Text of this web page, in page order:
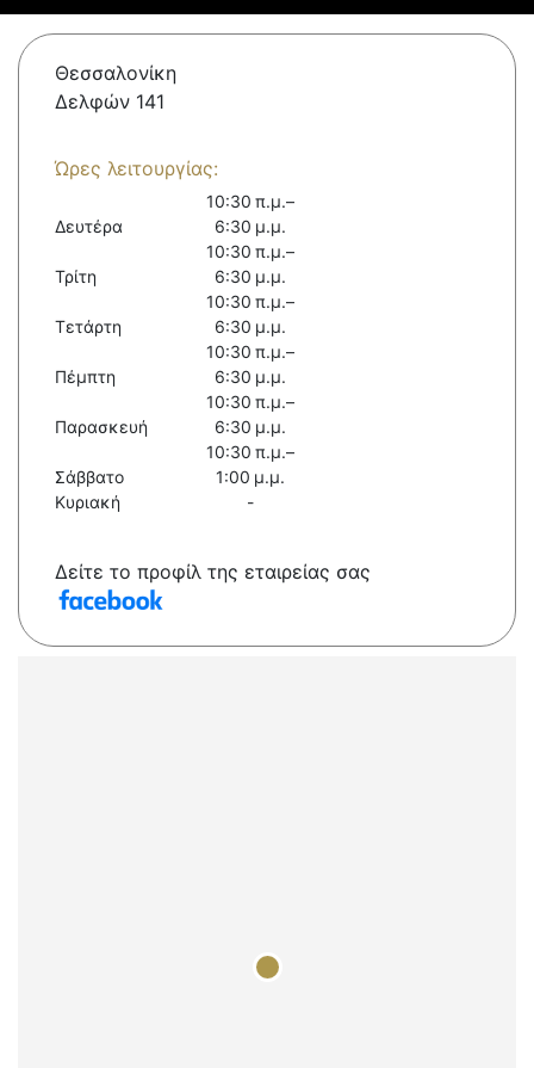
Θεσσαλονίκη
Δελφών 141
Ώρες λειτουργίας:
Δευτέρα
10:30 π.μ.–
6:30 μ.μ.
Τρίτη
10:30 π.μ.–
6:30 μ.μ.
Τετάρτη
10:30 π.μ.–
6:30 μ.μ.
Πέμπτη
10:30 π.μ.–
6:30 μ.μ.
Παρασκευή
10:30 π.μ.–
6:30 μ.μ.
Σάββατο
10:30 π.μ.–
1:00 μ.μ.
Κυριακή
-
Δείτε το προφίλ της εταιρείας σας